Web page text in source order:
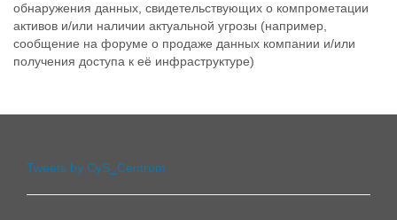
обнаружения данных, свидетельствующих о компрометации
активов и/или наличии актуальной угрозы (например,
сообщение на форуме о продаже данных компании и/или
получения доступа к её инфраструктуре)
Tweets by CyS_Centrum